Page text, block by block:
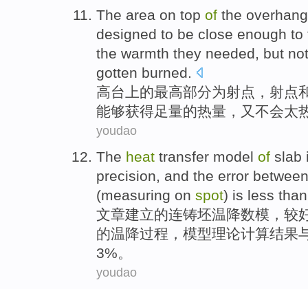
The area on top of the
designed to be close enough to
the warmth they needed, but not
gotten burned.
高台上的最高部分为射点 ，射点
能够获得足量的热量 ， 又 不会太
youdao
The heat transfer model of slab
precision, and the error
(measuring on spot) is less than
文章建立的连铸坯温降数模，较
的温降过程， 模型理论计算结果
3%。
youdao